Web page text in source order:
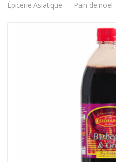
Épicerie Asiatique
Pain de noël